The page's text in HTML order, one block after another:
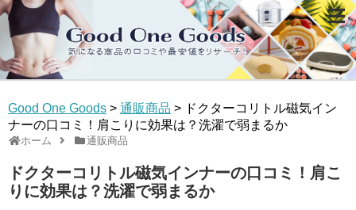
Good One Goods > 通販商品 > ドクターコリトル磁気イン
ナーの口コミ！肩こりに効果は？洗濯で弱まるか
ホーム 通販商品
ドクターコリトル磁気インナーの口コミ！肩こ
りに効果は？洗濯で弱まるか